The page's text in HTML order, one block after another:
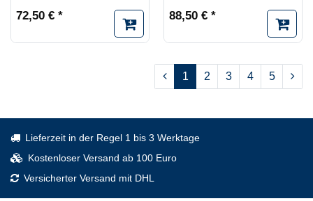
72,50 € * 88,50 € *
1 2 3 4 5
Lieferzeit in der Regel 1 bis 3 Werktage
Kostenloser Versand ab 100 Euro
Versicherter Versand mit DHL